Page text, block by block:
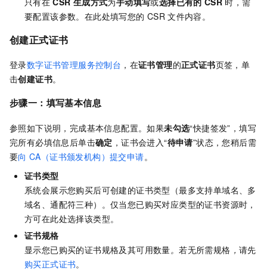
要配置该参数。在此处填写您的 CSR 文件内容。
创建正式证书
登录数字证书管理服务控制台 ，在证书管理的正式证书页签，单
击创建证书。
步骤一：填写基本信息
参照如下说明，完成基本信息配置。如果未勾选“快捷签发”，填写
完所有必填信息后单击确定 ，证书会进入“待申请”状态，您稍后需
要向 CA（证书颁发机构）提交申请。
证书类型
系统会展示您购买后可创建的证书类型（最多支持单域名、多
域名、通配符三种）。仅当您已购买对应类型的证书资源时，
方可在此处选择该类型。
证书规格
显示您已购买的证书规格及其可用数量。若无所需规格 ，请先
购买正式证书。